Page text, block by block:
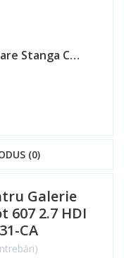
Galerie Evacuare Stanga Citroen C6 2.7 HDI 2005 - 2011 Cod 4U3Q-9431-CA 4U3Q9431CA [AV0500]
(0)
Galerie
607 2.7 HDI
CA